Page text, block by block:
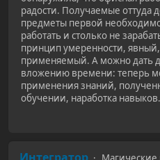
радости. Получаемые оттуда
предметы первой
работать и столько не
принцип умеренности,
применяемый. А можно дать
вложению времени: теперь
применения знаний,
обучении, наработка навыков.